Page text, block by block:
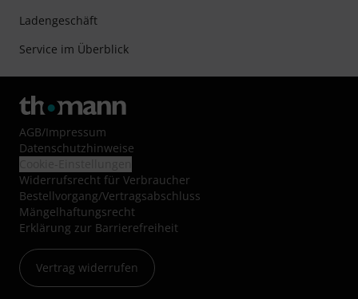
Ladengeschäft
Service im Überblick
AGB/Impressum
Datenschutzhinweise
Widerrufsrecht für Verbraucher
Bestellvorgang/Vertragsabschluss
Mängelhaftungsrecht
Erklärung zur Barrierefreiheit
Vertrag widerrufen